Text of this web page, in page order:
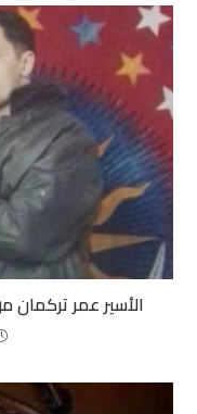
الأسير عمر تركمان من